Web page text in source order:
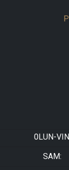
0LUN-
SAM: